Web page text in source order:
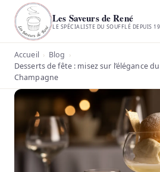
Les Saveurs de René
LE SPÉCIALISTE DU SOUFFLÉ DEPUIS
Accueil › Blog ›
Desserts de fête : misez sur l’élégance
Champagne